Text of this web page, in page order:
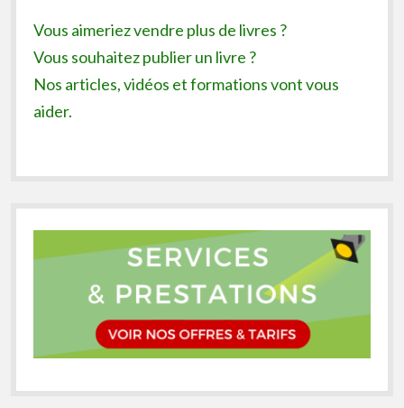
Vous aimeriez vendre plus de livres ?
Vous souhaitez publier un livre ?
Nos articles, vidéos et formations vont vous
aider.